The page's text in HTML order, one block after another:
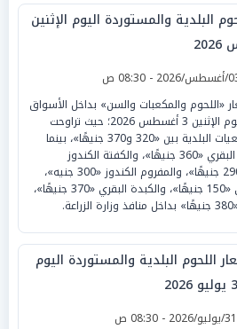
البلدية والمستوردة اليوم الإثنين
«اللحوم والمكعبات والسن» بداخل الأسواق
والمنافذ اليوم الإثنين 3 أغسطس 2026؛ حيث تراوحت
أسعار القطعيات البلدية بين «320 و370 جنيهًا»، بينما
سجل البرجر البقري «360 جنيهًا»، والكفتة الكندوز
والسجق «290 جنيهًا»، والمفروم الكندوز «300 جنيه»،
والحواوشي «150 جنيهًا»، والكبدة البقري «370 جنيهًا»،
اللحوم البلدية والمستوردة اليوم